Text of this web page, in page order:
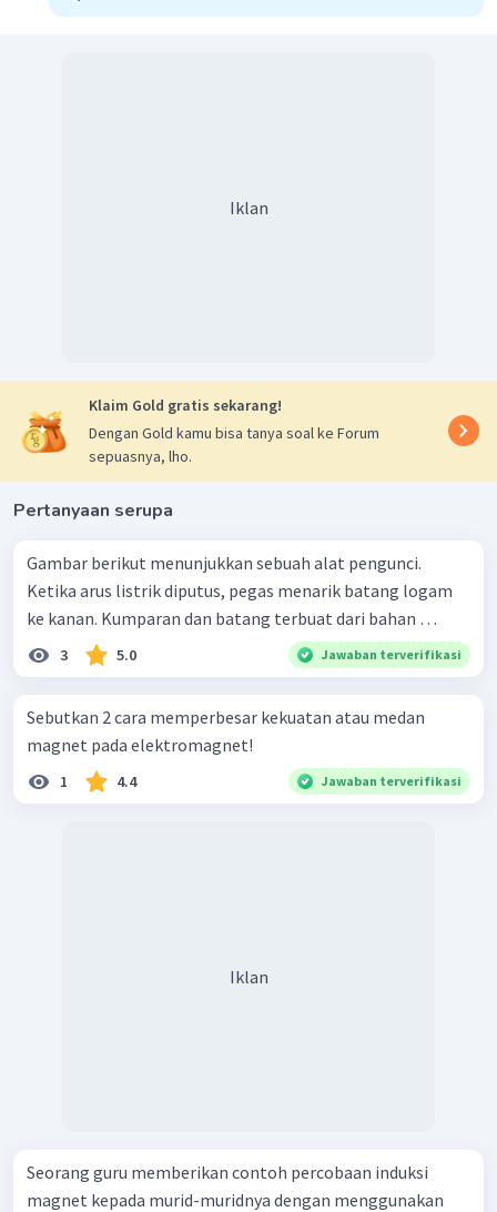
Iklan
Klaim Gold gratis sekarang!
Dengan Gold kamu bisa tanya soal ke Forum
sepuasnya, lho.
Pertanyaan serupa
Gambar berikut menunjukkan sebuah alat pengunci.
Ketika arus listrik diputus, pegas menarik batang logam
ke kanan. Kumparan dan batang terbuat dari bahan …
3 5.0 Jawaban terverifikasi
Sebutkan 2 cara memperbesar kekuatan atau medan
magnet pada elektromagnet!
1 4.4 Jawaban terverifikasi
Iklan
Seorang guru memberikan contoh percobaan induksi
magnet kepada murid-muridnya dengan menggunakan